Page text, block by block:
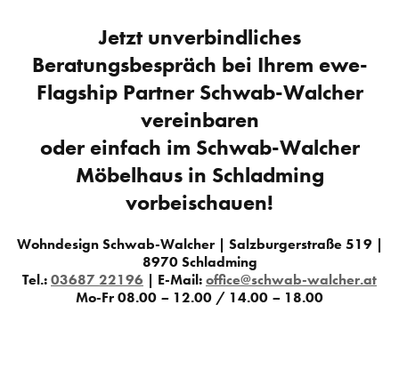
Jetzt unverbindliches
Beratungsbespräch bei Ihrem ewe-
Flagship Partner Schwab-Walcher
vereinbaren
oder einfach im Schwab-Walcher
Möbelhaus in Schladming
vorbeischauen!
Wohndesign Schwab-Walcher | Salzburgerstraße 519 |
8970 Schladming
Tel.:03687 22196 | E-Mail:office@schwab-walcher.at
Mo-Fr 08.00 – 12.00 / 14.00 – 18.00